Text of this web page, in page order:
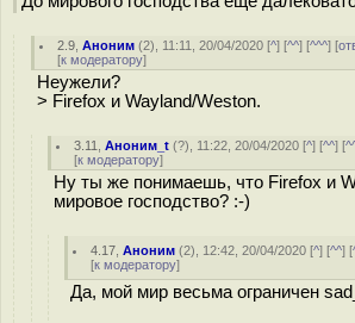
2.9 ,Аноним (2), 11:11, 20/04/2020 [^] [^^] [^^^] [
[к модератору]
Неужели?
> Firefox и Wayland/Weston.
3.11 ,Аноним_t (?), 11:22, 20/04/2020 [^] [^^] [
[к модератору]
Ну ты же понимаешь, что Firefox и
мировое господство? :-)
4.17 ,Аноним (2), 12:42, 20/04/2020 [^] [^^] [
[к модератору]
Да, мой мир весьма ограничен